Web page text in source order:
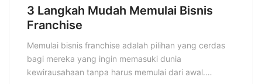
3 Langkah Mudah Memulai Bisnis
Franchise
Memulai bisnis franchise adalah pilihan yang cerdas
bagi mereka yang ingin memasuki dunia
kewirausahaan tanpa harus memulai dari awal.